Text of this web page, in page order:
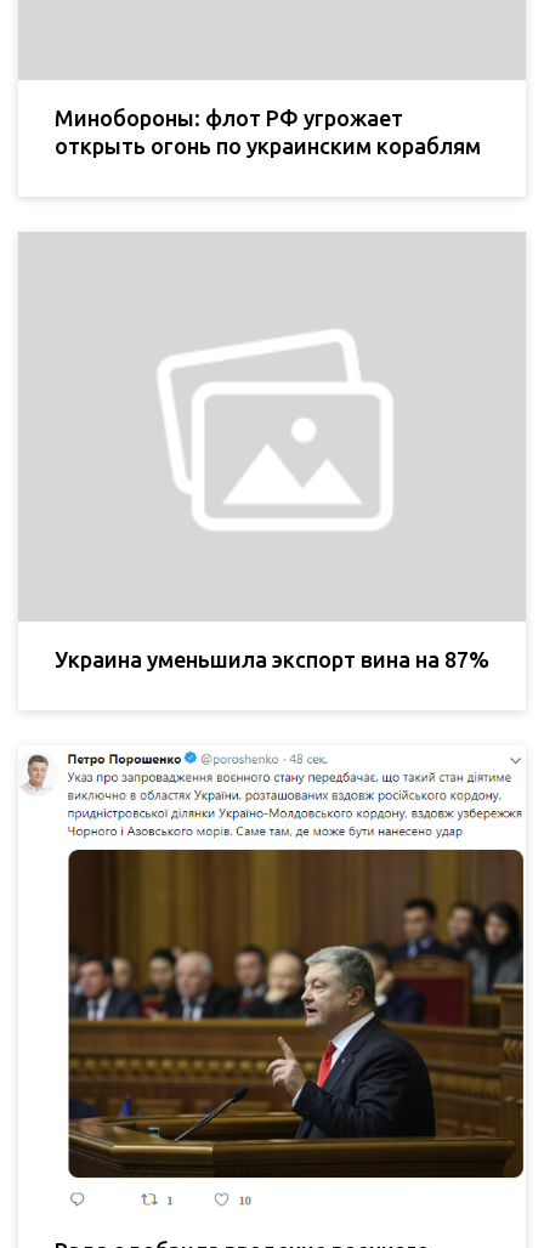
Минобороны: флот РФ угрожает
открыть огонь по украинским кораблям
Украина уменьшила экспорт вина на 87%